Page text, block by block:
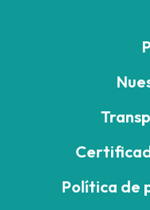
Política de